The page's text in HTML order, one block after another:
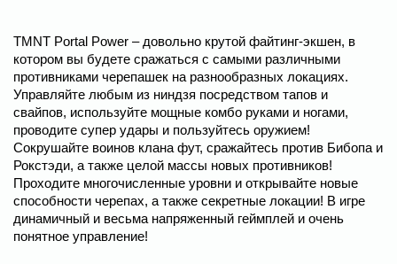
TMNT Portal Power – довольно крутой файтинг-экшен, в
котором вы будете сражаться с самыми различными
противниками черепашек на разнообразных локациях.
Управляйте любым из ниндзя посредством тапов и
свайпов, используйте мощные комбо руками и ногами,
проводите супер удары и пользуйтесь оружием!
Сокрушайте воинов клана фут, сражайтесь против Бибопа и
Рокстэди, а также целой массы новых противников!
Проходите многочисленные уровни и открывайте новые
способности черепах, а также секретные локации! В игре
динамичный и весьма напряженный геймплей и очень
понятное управление!